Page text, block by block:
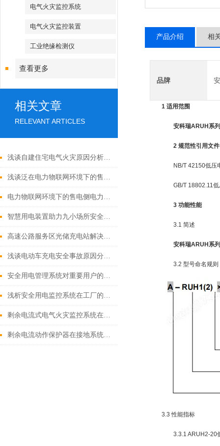
电气火灾监控系统
电气火灾监控装置
工业绝缘检测仪
查看更多
相关文章
RELEVANT ARTICLES
浅谈自建住宅电气火灾原因分析及预防策略
浅谈泛在电力物联网环境下的售电侧电力市场商业模式研究
电力物联网环境下的售电侧电力市场商业模式研究
智慧用电装置助力九小场所安全升级
高速公路服务区光储充电站解决方案
浅谈电动车充电安全事故原因分析与解决方案
安全用电管理系统对重要用户的安全管理
浅析安全用电监控系统在工厂的研究与应用论述
剩余电流式电气火灾监控系统在高层建筑中的应用研究
剩余电流动作保护器在接地系统中的应用
产品介绍 相
品牌
1 适用范围
安科瑞ARUH系
2 规范性引用文件
NB/T 42150低压
GB/T 18802.11低
3 功能性能
3.1 简述
安科瑞ARUH系
3.2 型号命名规则
3.3 性能指标
3.3.1 ARUH2-20